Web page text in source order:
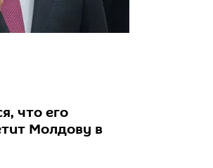
что его
Молдову в